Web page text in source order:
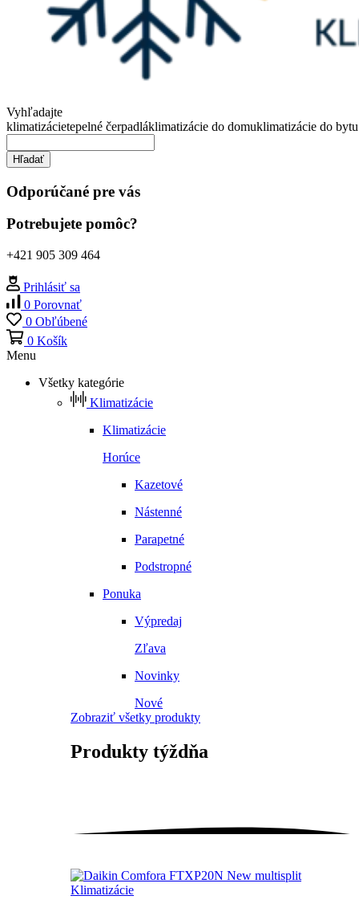
Vyhľadajte
klimatizácietepelné čerpadláklimatizácie do domuklimatizácie do bytu
Hľadať
Odporúčané pre vás
Potrebujete pomôc?
+421 905 309 464
Prihlásiť sa
0 Porovnať
0 Obľúbené
0 Košík
Menu
Všetky kategórie
Klimatizácie
Klimatizácie
Horúce
Kazetové
Nástenné
Parapetné
Podstropné
Ponuka
Výpredaj
Zľava
Novinky
Nové
Zobraziť všetky produkty
Produkty týždňa
Klimatizácie